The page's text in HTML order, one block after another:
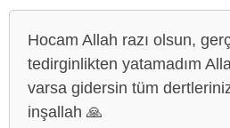
Hocam Allah razı olsun,
tedirginlikten yatamadım
varsa gidersin tüm
inşallah 🙏